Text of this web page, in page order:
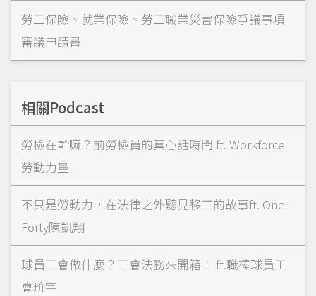
勞工保險、就業保險、勞工職業災害保險爭議事項
審議申請書
相關Podcast
勞檢在幹嘛？前勞檢員的真心話時間 ft. Workforce
勞動力量
不只是勞動力，在法律之外聽見移工的故事ft. One-
Forty陳凱翔
球員工會做什麼？工會法務來開箱！ ft.職棒球員工
會玠宇